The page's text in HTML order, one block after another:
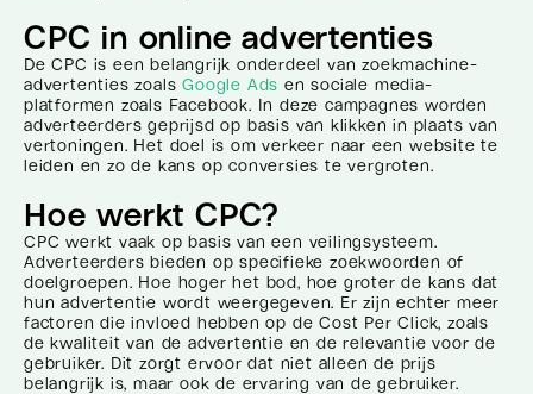
CPC in online advertenties
De CPC is een belangrijk onderdeel van zoekmachine-
advertenties zoalsGoogle Ads en sociale media-
platformen zoals Facebook. In deze campagnes worden
adverteerders geprijsd op basis van klikken in plaats van
vertoningen. Het doel is om verkeer naar een website te
leiden en zo de kans op conversies te vergroten.
Hoe werkt CPC?
CPC werkt vaak op basis van een veilingsysteem.
Adverteerders bieden op specifieke zoekwoorden of
doelgroepen. Hoe hoger het bod, hoe groter de kans dat
hun advertentie wordt weergegeven. Er zijn echter meer
factoren die invloed hebben op de Cost Per Click, zoals
de kwaliteit van de advertentie en de relevantie voor de
gebruiker. Dit zorgt ervoor dat niet alleen de prijs
belangrijk is, maar ook de ervaring van de gebruiker.